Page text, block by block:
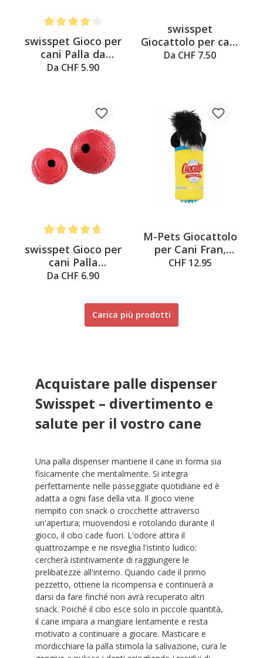
Average rating of 4 out of 5 stars
swisspet Gioco per
cani Palla da
alimentazione con
Da CHF 5.90
swisspet
Giocattolo per cani
in gomma dura - 3
Da CHF 7.50
Average rating of 4.6 out of 5 stars
swisspet Gioco per
cani Palla
distributrice di cibo
Da CHF 6.90
M-Pets Giocattolo
per Cani Fran,
Giallo & Blu, 10,5 x
CHF 12.95
Carica più prodotti
Acquistare palle dispenser
Swisspet – divertimento e
salute per il vostro cane
Una palla dispenser mantiene il cane in forma sia
fisicamente che mentalmente. Si integra
perfettamente nelle passeggiate quotidiane ed è
adatta a ogni fase della vita. Il gioco viene
riempito con snack o crocchette attraverso
un'apertura; muovendosi e rotolando durante il
gioco, il cibo cade fuori. L'odore attira il
quattrozampe e ne risveglia l'istinto ludico:
cercherà istintivamente di raggiungere le
prelibatezze all'interno. Quando cade il primo
pezzetto, ottiene la ricompensa e continuerà a
darsi da fare finché non avrà recuperato altri
snack. Poiché il cibo esce solo in piccole quantità,
il cane impara a mangiare lentamente e resta
motivato a continuare a giocare. Masticare e
mordicchiare la palla stimola la salivazione, cura le